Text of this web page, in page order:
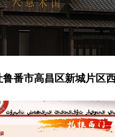
鲁番市高昌区新城片区